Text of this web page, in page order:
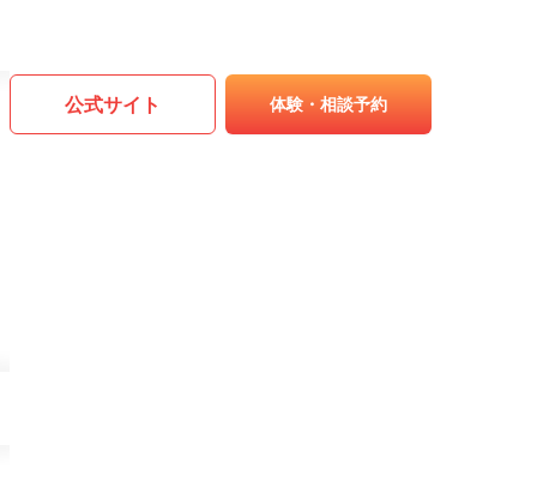
公式サイト 体験・相談予約